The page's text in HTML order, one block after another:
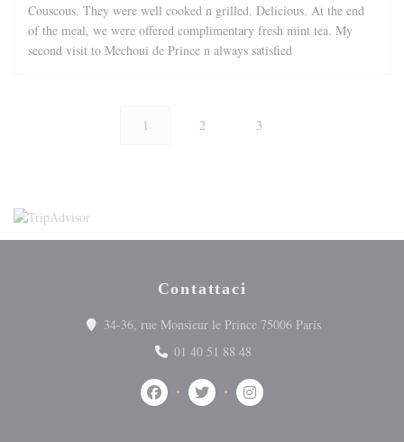
Couscous. They were well cooked n grilled. Delicious. At the end
of the meal, we were offered complimentary fresh mint tea. My
second visit to Mechoui de Prince n always satisfied
1 2 3
Contattaci
34-36, rue Monsieur le Prince 75006 Paris((apre una
01 40 51 88 48
Facebook ((apre una nuova finestra))
Twitter ((apre una nuova finestra))
Instagram ((apre una